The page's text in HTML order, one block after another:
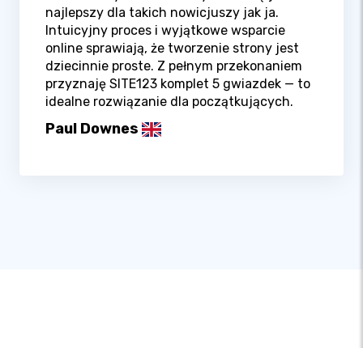
najlepszy dla takich nowicjuszy jak ja.
Intuicyjny proces i wyjątkowe wsparcie
online sprawiają, że tworzenie strony jest
dziecinnie proste. Z pełnym przekonaniem
przyznaję SITE123 komplet 5 gwiazdek — to
idealne rozwiązanie dla początkujących.
Paul Downes